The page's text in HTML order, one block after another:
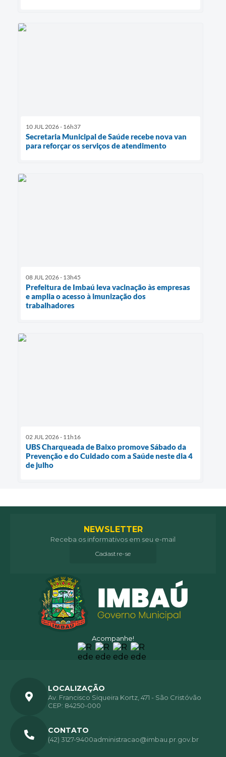
10 JUL 2026 - 16h37
Secretaria Municipal de Saúde recebe nova van
para reforçar os serviços de atendimento
08 JUL 2026 - 13h45
Prefeitura de Imbaú leva vacinação às empresas
e amplia o acesso à imunização dos
trabalhadores
02 JUL 2026 - 11h16
UBS Charqueada de Baixo promove Sábado da
Prevenção e do Cuidado com a Saúde neste dia 4
de julho
Acompanhe!
NEWSLETTER
Receba os informativos em seu e-mail
Cadastre-se
LOCALIZAÇÃO
Av. Francisco Siqueira Kortz, 471 - São Cristóvão
CEP: 84250-000
CONTATO
(42) 3127-9400administracao@imbau.pr.gov.br